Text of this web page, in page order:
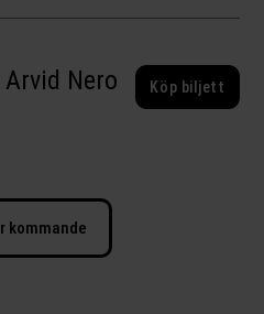
Nero Köp biljett
kommande